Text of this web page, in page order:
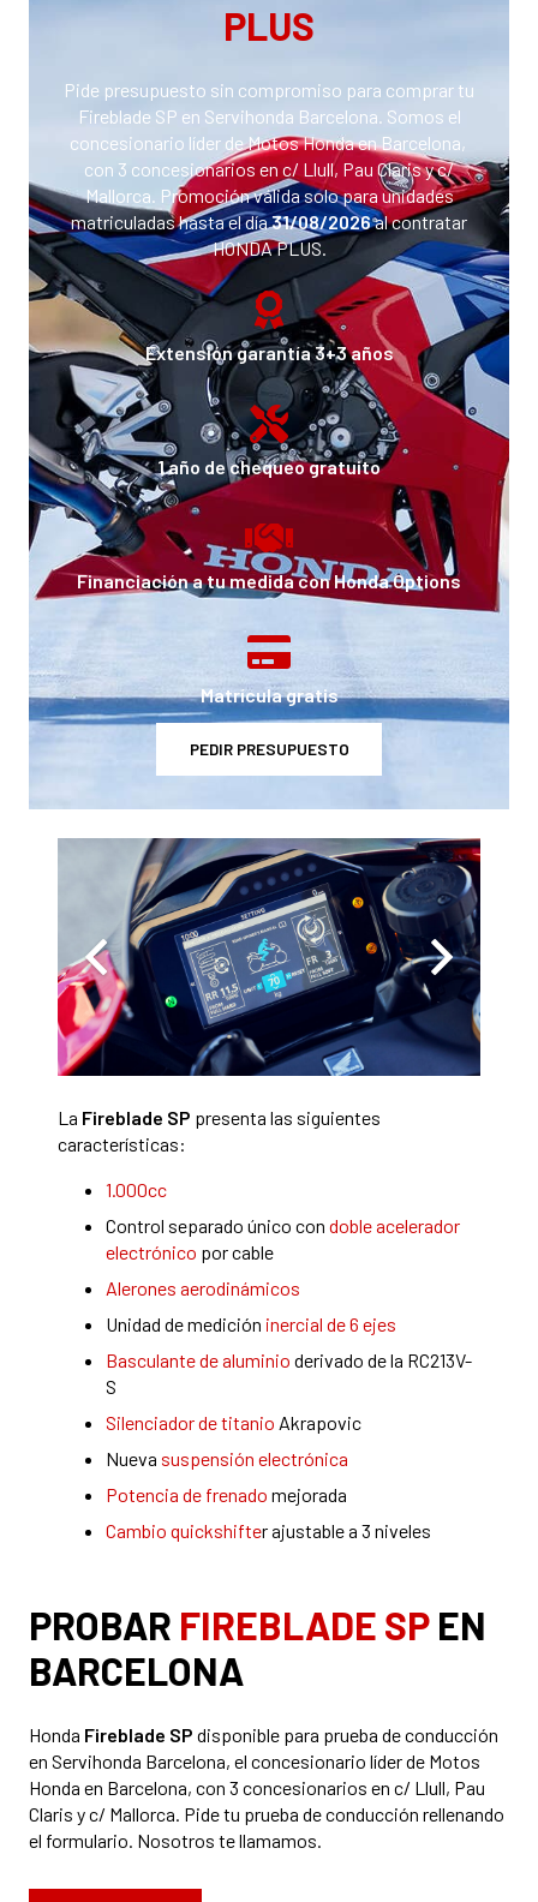
PLUS
Pide presupuesto sin compromiso para comprar tu
Fireblade SP en Servihonda Barcelona. Somos el
concesionario líder de Motos Honda en Barcelona, ​​
con 3 concesionarios en c/ Llull, Pau Claris y c/
Mallorca. Promoción válida solo para unidades
matriculadas hasta el día31/08/2026al contratar
HONDA PLUS.
Extensión garantía 3+3 años
1 año de chequeo gratuito
Financiación a tu medida con Honda Options
Matrícula gratis
PEDIR PRESUPUESTO
La Fireblade SP presenta las siguientes
características:
1.000cc
Control separado único con doble acelerador
electrónico por cable
Alerones aerodinámicos
Unidad de medición inercial de 6 ejes
Basculante de aluminio derivado de la RC213V-
S
Silenciador de titanio Akrapovic
Nueva suspensión electrónica
Potencia de frenado mejorada
Cambio quickshifterajustable a 3 niveles
PROBAR FIREBLADE SP EN
BARCELONA
Honda Fireblade SP disponible para prueba de conducción
en Servihonda Barcelona, ​​el concesionario líder de Motos
Honda en Barcelona, ​​con 3 concesionarios en c/ Llull, Pau
Claris y c/ Mallorca. Pide tu prueba de conducción rellenando
el formulario. Nosotros te llamamos.